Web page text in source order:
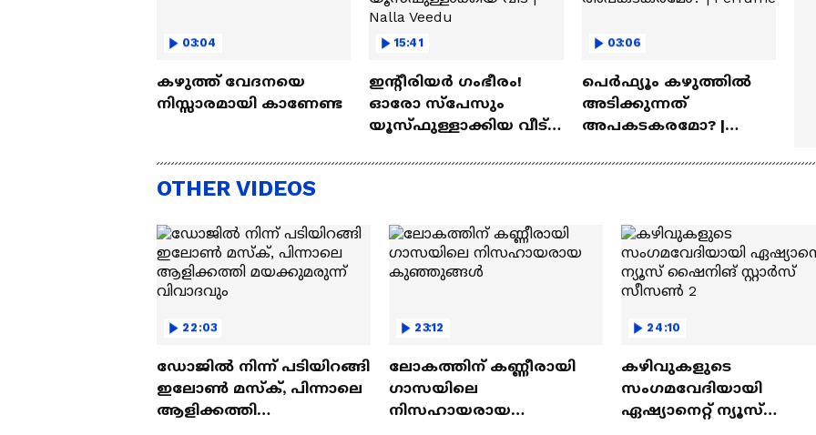
03:04
കഴുത്ത് വേദനയെ
നിസ്സാരമായി കാണേണ്ട
15:41
ഇന്റീരിയർ ഗംഭീരം!
ഓരോ സ്‌പേസും
യൂസ്ഫുള്ളാക്കിയ വീട് |
03:06
പെർഫ്യൂം കഴുത്തിൽ
അടിക്കുന്നത്
അപകടകരമോ? |
OTHER VIDEOS
22:03
ഡോജിൽ നിന്ന് പടിയിറങ്ങി
ഇലോൺ മസ്ക്, പിന്നാലെ
ആളിക്കത്തി
23:12
ലോകത്തിന് കണ്ണീരായി
ഗാസയിലെ
നിസഹായരായ
24:10
കഴിവുകളുടെ
സംഗമവേദിയായി
ഏഷ്യാനെറ്റ് ന്യൂസ്